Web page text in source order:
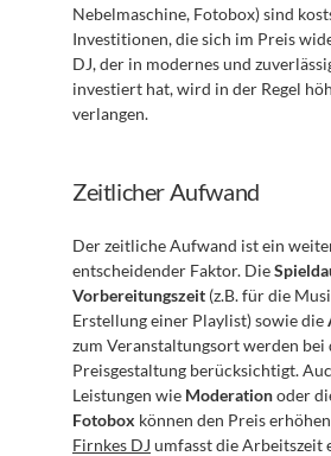
Nebelmaschine, Fotobox) sind
Investitionen, die sich im Preis
DJ, der in modernes und
investiert hat, wird in der Regel
verlangen.
Zeitlicher Aufwand
Der zeitliche Aufwand ist ein
entscheidender Faktor. Die
Vorbereitungszeit (z.B. für die
Erstellung einer Playlist) sowie die
zum Veranstaltungsort werden bei
Preisgestaltung berücksichtigt.
Leistungen wie Moderation
Fotobox können den Preis
Firnkes DJ umfasst die Arbeitszeit